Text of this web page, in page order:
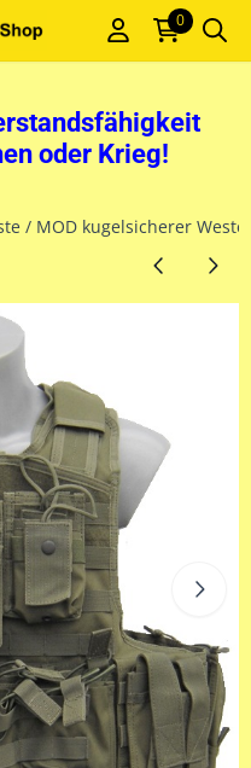
geschlossen. 0
oder Krieg!
/ MOD kugelsicherer